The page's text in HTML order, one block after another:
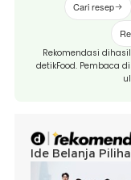
Cari resep
Rekomendasi
detikFood. Pembaca